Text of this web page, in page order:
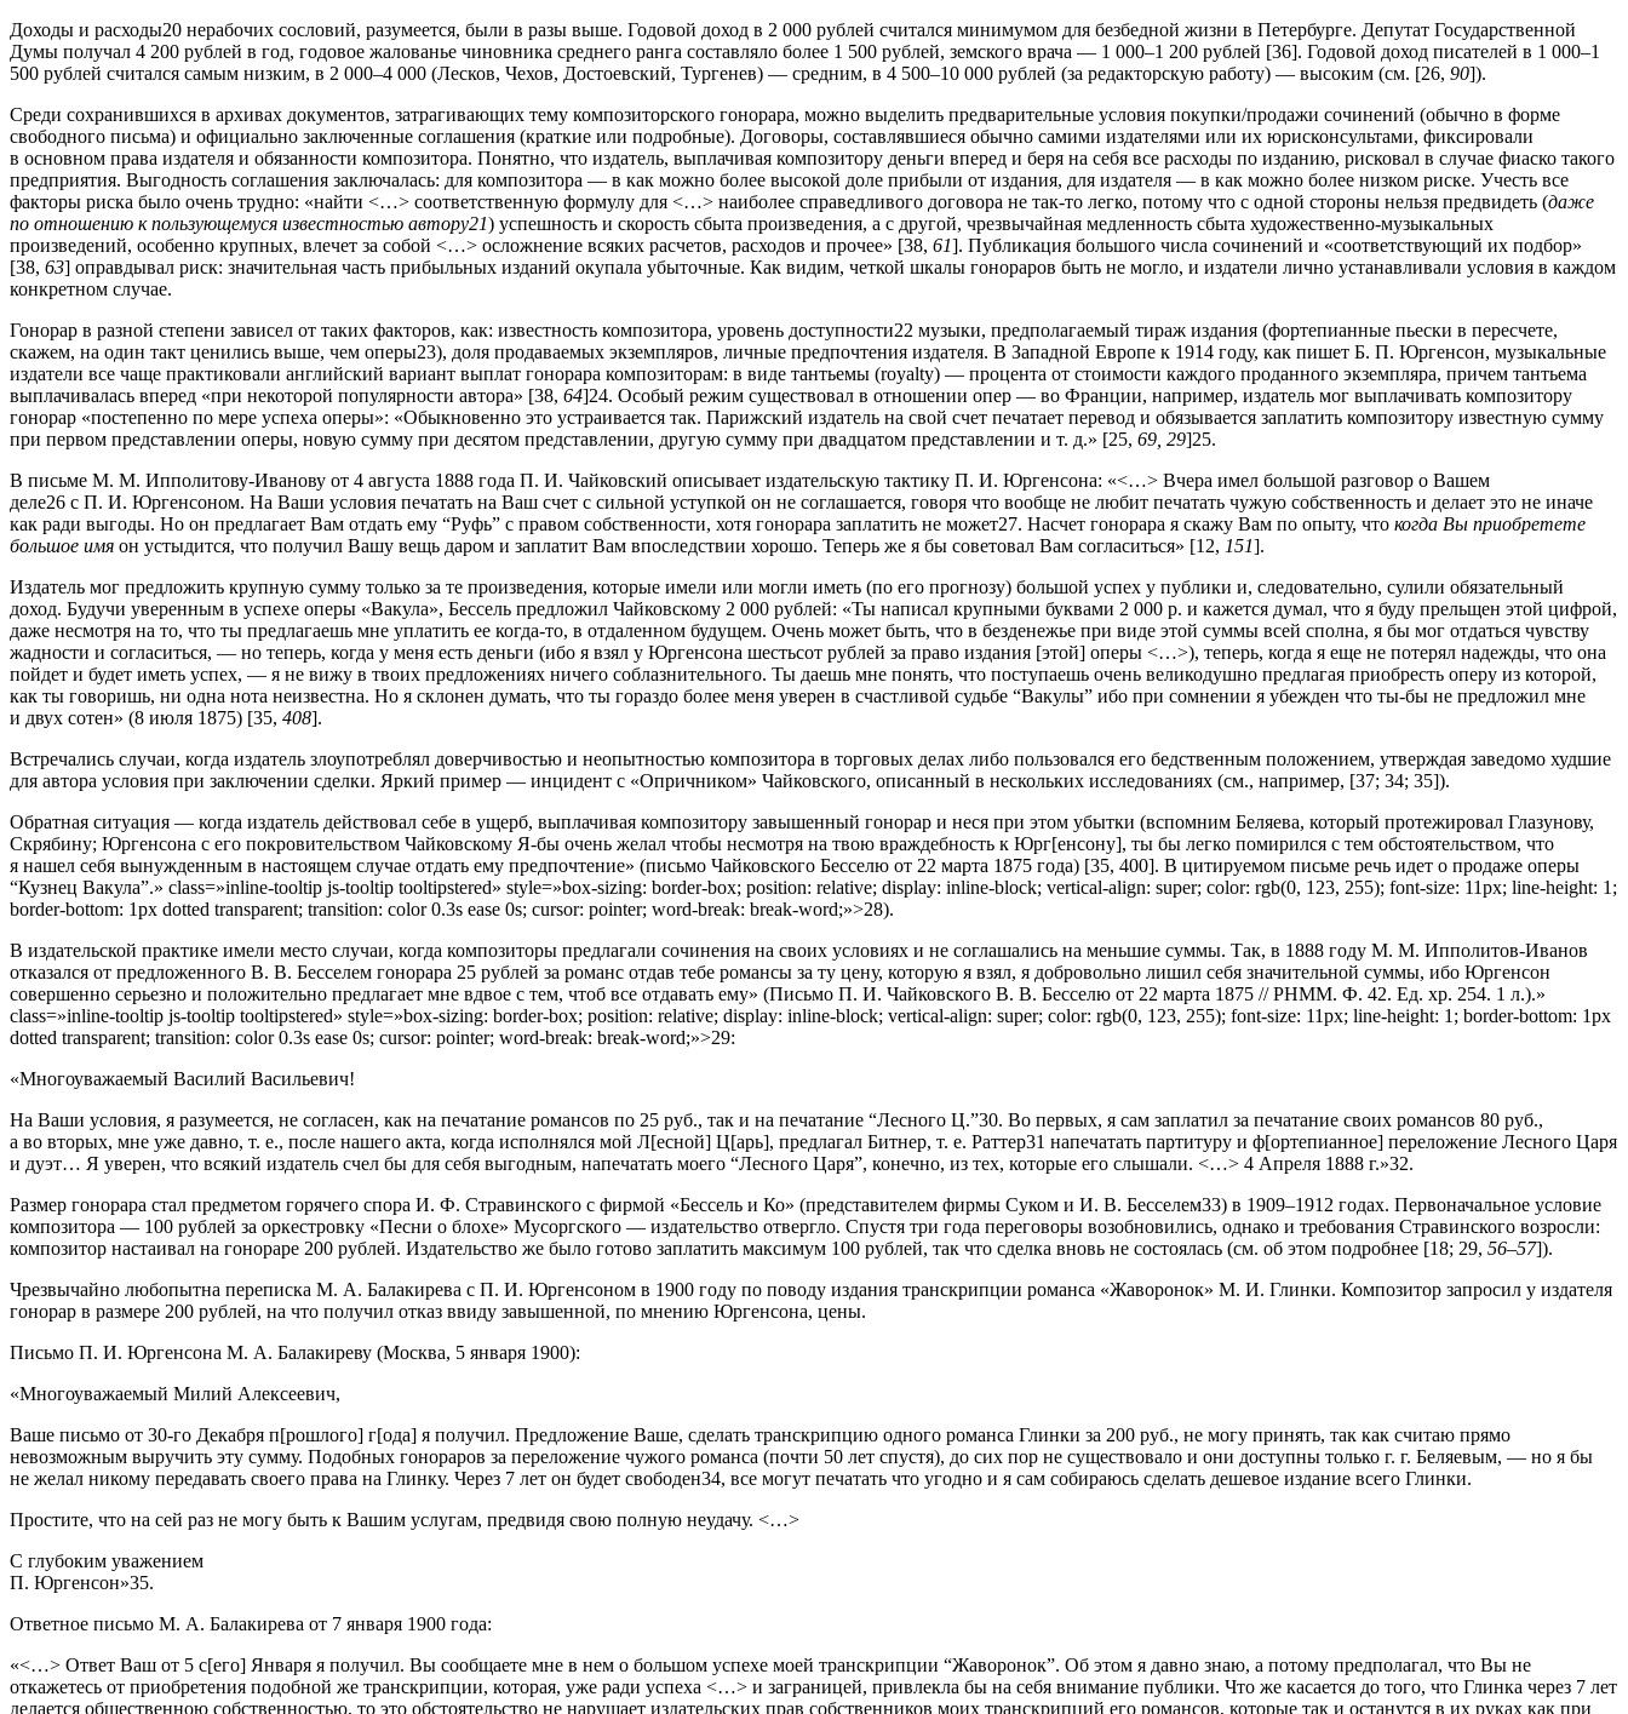
Доходы и расходы20 нерабочих сословий, разумеется, были в разы выше. Годовой доход в 2 000 рублей считался минимумом для безбедной жизни в Петербурге. Депутат Государственной
Думы получал 4 200 рублей в год, годовое жалованье чиновника среднего ранга составляло более 1 500 рублей, земского врача — 1 000–1 200 рублей [36]. Годовой доход писателей в 1 000–1
500 рублей считался самым низким, в 2 000–4 000 (Лесков, Чехов, Достоевский, Тургенев) — средним, в 4 500–10 000 рублей (за редакторскую работу) — высоким (см. [26, 90]).
Среди сохранившихся в архивах документов, затрагивающих тему композиторского гонорара, можно выделить предварительные условия покупки/продажи сочинений (обычно в форме
свободного письма) и официально заключенные соглашения (краткие или подробные). Договоры, составлявшиеся обычно самими издателями или их юрисконсультами, фиксировали
в основном права издателя и обязанности композитора. Понятно, что издатель, выплачивая композитору деньги вперед и беря на себя все расходы по изданию, рисковал в случае фиаско такого
предприятия. Выгодность соглашения заключалась: для композитора — в как можно более высокой доле прибыли от издания, для издателя — в как можно более низком риске. Учесть все
факторы риска было очень трудно: «найти <…> соответственную формулу для <…> наиболее справедливого договора не так-то легко, потому что с одной стороны нельзя предвидеть (даже
по отношению к пользующемуся известностью автору21) успешность и скорость сбыта произведения, а с другой, чрезвычайная медленность сбыта художественно-музыкальных
произведений, особенно крупных, влечет за собой <…> осложнение всяких расчетов, расходов и прочее» [38, 61]. Публикация большого числа сочинений и «соответствующий их подбор»
[38, 63] оправдывал риск: значительная часть прибыльных изданий окупала убыточные. Как видим, четкой шкалы гонораров быть не могло, и издатели лично устанавливали условия в каждом
конкретном случае.
Гонорар в разной степени зависел от таких факторов, как: известность композитора, уровень доступности22 музыки, предполагае­мый тираж издания (фортепианные пьески в пересчете,
скажем, на один такт ценились выше, чем оперы23), доля продаваемых экземпляров, личные предпочтения издателя. В Западной Европе к 1914 году, как пишет Б. П. Юргенсон, музыкальные
издатели все чаще практиковали английский вариант выплат гонорара композиторам: в виде тантьемы (royalty) — процента от стоимости каждого проданного экземпляра, причем тантьема
выплачивалась вперед «при некоторой популярности автора» [38, 64]24. Особый режим существовал в отношении опер — во Франции, например, издатель мог выплачивать композитору
гонорар «постепенно по мере успеха оперы»: «Обыкновенно это устраивается так. Парижский издатель на свой счет печатает перевод и обязывается заплатить композитору известную сумму
при первом представлении оперы, новую сумму при десятом представлении, другую сумму при двадцатом представлении и т. д.» [25, 69, 29]25.
В письме М. М. Ипполитову-Иванову от 4 августа 1888 года П. И. Чайковский описывает издательскую тактику П. И. Юргенсона: «<…> Вчера имел большой разговор о Вашем
деле26 с П. И. Юргенсоном. На Ваши условия печатать на Ваш счет с сильной уступкой он не соглашается, говоря что вообще не любит печатать чужую собственность и делает это не иначе
как ради выгоды. Но он предлагает Вам отдать ему “Руфь” с правом собственности, хотя гонорара заплатить не может27. Насчет гонорара я скажу Вам по опыту, что когда Вы приобретете
большое имя он устыдится, что получил Вашу вещь даром и заплатит Вам впоследствии хорошо. Теперь же я бы советовал Вам согласиться» [12, 151].
Издатель мог предложить крупную сумму только за те произведения, которые имели или могли иметь (по его прогнозу) большой успех у публики и, следовательно, сулили обязательный
доход. Будучи уверенным в успехе оперы «Вакула», Бессель предложил Чайковскому 2 000 рублей: «Ты написал крупными буквами 2 000 р. и кажется думал, что я буду прельщен этой цифрой,
даже несмотря на то, что ты предлагаешь мне уплатить ее когда-то, в отдаленном будущем. Очень может быть, что в безденежье при виде этой суммы всей сполна, я бы мог отдаться чувству
жадности и согласиться, — но теперь, когда у меня есть деньги (ибо я взял у Юргенсона шестьсот рублей за право издания [этой] оперы <…>), теперь, когда я еще не потерял надежды, что она
пойдет и будет иметь успех, — я не вижу в твоих предложениях ничего соблазнительного. Ты даешь мне понять, что поступаешь очень великодушно предлагая приобресть оперу из которой,
как ты говоришь, ни одна нота неизвестна. Но я склонен думать, что ты гораздо более меня уверен в счастливой судьбе “Вакулы” ибо при сомнении я убежден что ты-бы не предложил мне
и двух сотен» (8 июля 1875) [35, 408].
Встречались случаи, когда издатель злоупотреблял доверчивостью и неопытностью композитора в торговых делах либо пользовался его бедственным положением, утверждая заведомо худшие
для автора условия при заключении сделки. Яркий пример — инцидент с «Опричником» Чайковского, описанный в нескольких исследованиях (см., например, [37; 34; 35]).
Обратная ситуация — когда издатель дей­ствовал себе в ущерб, выплачивая композитору завышенный гонорар и неся при этом убытки (вспомним Беляева, который протежировал Глазунову,
Скрябину; Юргенсона с его покровительством Чайковскому Я-бы очень желал чтобы несмотря на твою враждебность к Юрг[енсону], ты бы легко помирился с тем обстоятельством, что
я нашел себя вынужденным в настоящем случае отдать ему предпочтение» (письмо Чайковского Бесселю от 22 марта 1875 года) [35, 400]. В цитируемом письме речь идет о продаже оперы
“Кузнец Вакула”.» class=»inline-tooltip js-tooltip tooltipstered» style=»box-sizing: border-box; position: relative; display: inline-block; vertical-align: super; color: rgb(0, 123, 255); font-size: 11px; line-height: 1;
border-bottom: 1px dotted transparent; transition: color 0.3s ease 0s; cursor: pointer; word-break: break-word;»>28).
В издательской практике имели место случаи, когда композиторы предлагали со­чинения на своих условиях и не соглаша­лись на меньшие суммы. Так, в 1888 году М. М. Ип­по­литов-Иванов
отказался от предложенного В. В. Бесселем гонорара 25 рублей за романс отдав тебе романсы за ту цену, которую я взял, я добровольно лишил себя значительной суммы, ибо Юргенсон
совершенно серьезно и положительно предлагает мне вдвое с тем, чтоб все отдавать ему» (Письмо П. И. Чайковского В. В. Бесселю от 22 марта 1875 // РНММ. Ф. 42. Ед. хр. 254. 1 л.).»
class=»inline-tooltip js-tooltip tooltipstered» style=»box-sizing: border-box; position: relative; display: inline-block; vertical-align: super; color: rgb(0, 123, 255); font-size: 11px; line-height: 1; border-bottom: 1px
dotted transparent; transition: color 0.3s ease 0s; cursor: pointer; word-break: break-word;»>29:
«Многоуважаемый Василий Васильевич!
На Ваши условия, я разумеется, не согласен, как на печатание романсов по 25 руб., так и на печатание “Лесного Ц.”30. Во первых, я сам заплатил за печатание своих романсов 80 руб.,
а во вторых, мне уже давно, т. е., после нашего акта, когда исполнялся мой Л[есной] Ц[арь], предлагал Битнер, т. е. Раттер31 напечатать партитуру и ф[ортепианное] пе­реложение Лесного Царя
и дуэт… Я уверен, что всякий издатель счел бы для себя выгодным, напечатать моего “Лесного Царя”, конечно, из тех, которые его слышали. <…> 4 Апреля 1888 г.»32.
Размер гонорара стал предметом горя­чего спора И. Ф. Стравинского с фирмой «Бессель и Ко» (представителем фирмы Суком и И. В. Бесселем33) в 1909–1912 годах. Первоначальное условие
композитора — 100 рублей за оркестровку «Песни о блохе» Мусоргского — издательство отвергло. Спустя три года переговоры возобновились, однако и требования Стравинского возросли:
композитор настаивал на гонораре 200 руб­лей. Издательство же было готово заплатить максимум 100 рублей, так что сделка вновь не состоялась (см. об этом подробнее [18; 29, 56–57]).
Чрезвычайно любопытна переписка М. А. Балакирева с П. И. Юргенсоном в 1900 го­ду по поводу издания транскрип­ции романса «Жаворонок» М. И. Глинки. Ком­позитор запросил у издателя
гонорар в размере 200 рублей, на что получил отказ ввиду завышенной, по мнению Юргенсона, цены.
Письмо П. И. Юргенсона М. А. Балакиреву (Москва, 5 января 1900):
«Многоуважаемый Милий Алексеевич,
Ваше письмо от 30-го Декабря п[рошлого] г[ода] я получил. Предложение Ваше, сделать транскрипцию одного романса Глинки за 200 руб., не могу принять, так как считаю прямо
невозможным выручить эту сумму. Подобных гонораров за переложение чужого романса (почти 50 лет спустя), до сих пор не существовало и они доступны только г. г. Беляевым, — но я бы
не желал никому передавать своего права на Глинку. Через 7 лет он будет свободен34, все могут печатать что угодно и я сам собираюсь сделать дешевое издание всего Глинки.
Простите, что на сей раз не могу быть к Вашим услугам, предвидя свою полную неудачу. <…>
С глубоким уважением
П. Юргенсон»35.
Ответное письмо М. А. Балакирева от 7 ян­варя 1900 года:
«<…> Ответ Ваш от 5 с[его] Января я получил. Вы сообщаете мне в нем о большом успехе моей транскрипции “Жаворонок”. Об этом я давно знаю, а потому предполагал, что Вы не
откажетесь от приобретения подобной же транскрипции, которая, уже ради успеха <…> и заграницей, привлекла бы на себя внимание публики. Что же касается до того, что Глинка через 7 лет
делается общественною собственностью, то это обстоятельство не нарушает издательских прав собственников моих транскрипций его романсов, которые так и останутся в их руках как при